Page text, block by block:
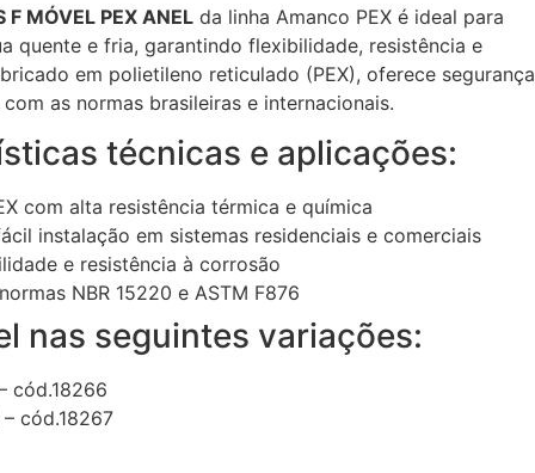
F MÓVEL PEX ANELda linha Amanco PEX é ideal para
quente e fria, garantindo flexibilidade, resistência e
em polietileno reticulado (PEX), oferece segurança
as normas brasileiras e internacionais.
técnicas e aplicações:
com alta resistência térmica e química
instalação em sistemas residenciais e comerciais
e resistência à corrosão
NBR 15220 e ASTM F876
nas seguintes variações:
cód.18266
cód.18267